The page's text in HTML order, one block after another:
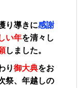
り導きに感謝
い年を清々し
しました。
り御大典をお
祭、年越しの